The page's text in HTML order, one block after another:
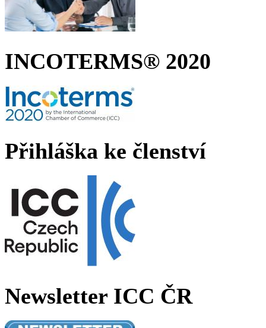
INCOTERMS® 2020
Přihláška ke členství
Newsletter ICC ČR